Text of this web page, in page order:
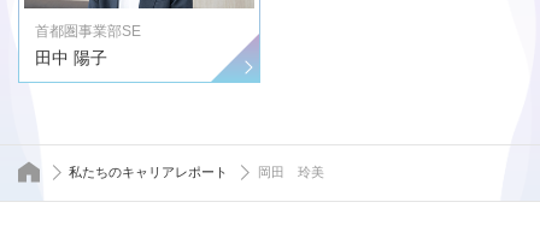
首都圏事業部SE
田中 陽子
トップページ
私たちのキャリアレポート 岡田 玲美